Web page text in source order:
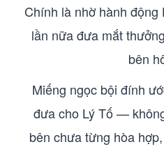
Chính là nhờ hành
lần nữa đưa mắt
bên
Miếng ngọc bội đính
đưa cho Lý Tố —
bên chưa từng hòa